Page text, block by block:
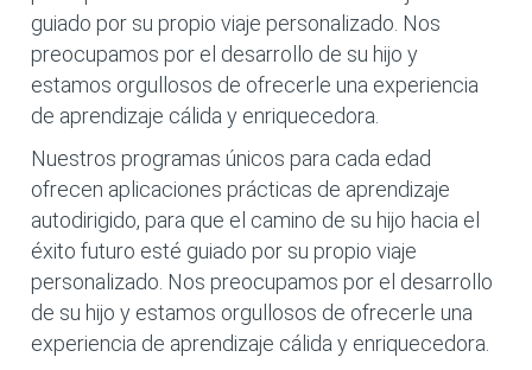
guiado por su propio viaje personalizado. Nos
preocupamos por el desarrollo de su hijo y
estamos orgullosos de ofrecerle una experiencia
de aprendizaje cálida y enriquecedora.
Nuestros programas únicos para cada edad
ofrecen aplicaciones prácticas de aprendizaje
autodirigido, para que el camino de su hijo hacia el
éxito futuro esté guiado por su propio viaje
personalizado. Nos preocupamos por el desarrollo
de su hijo y estamos orgullosos de ofrecerle una
experiencia de aprendizaje cálida y enriquecedora.